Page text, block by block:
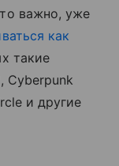
важно, уже
как
такие
Cyberpunk
и другие